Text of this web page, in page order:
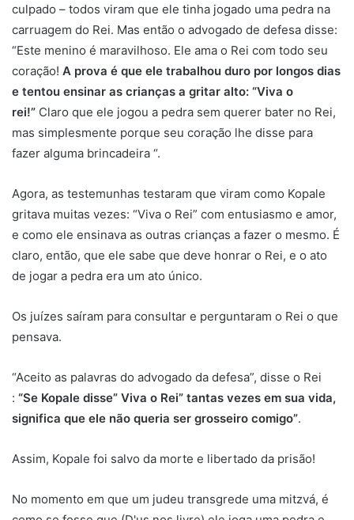
culpado – todos viram que ele tinha jogado uma pedra na
carruagem do Rei. Mas então o advogado de defesa disse:
“Este menino é maravilhoso. Ele ama o Rei com todo seu
coração! A prova é que ele trabalhou duro por longos dias
e tentou ensinar as crianças a gritar alto: “Viva o
rei!” Claro que ele jogou a pedra sem querer bater no Rei,
mas simplesmente porque seu coração lhe disse para
fazer alguma brincadeira “.
Agora, as testemunhas testaram que viram como Kopale
gritava muitas vezes: “Viva o Rei” com entusiasmo e amor,
e como ele ensinava as outras crianças a fazer o mesmo. É
claro, então, que ele sabe que deve honrar o Rei, e o ato
de jogar a pedra era um ato único.
Os juízes saíram para consultar e perguntaram o Rei o que
pensava.
“Aceito as palavras do advogado da defesa”, disse o Rei
: “Se Kopale disse” Viva o Rei” tantas vezes em sua vida,
significa que ele não queria ser grosseiro comigo”.
Assim, Kopale foi salvo da morte e libertado da prisão!
No momento em que um judeu transgrede uma mitzvá, é